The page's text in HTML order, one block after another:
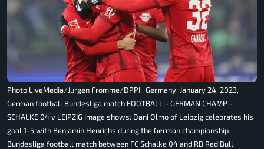
Photo LiveMedia/Jurgen Fromme/DPPI , Germany, January 24, 2023,
German football Bundesliga match FOOTBALL - GERMAN CHAMP -
SCHALKE 04 v LEIPZIG Image shows: Dani Olmo of Leipzig celebrates his
goal 1-5 with Benjamin Henrichs during the German championship
Bundesliga football match between FC Schalke 04 and RB Red Bull